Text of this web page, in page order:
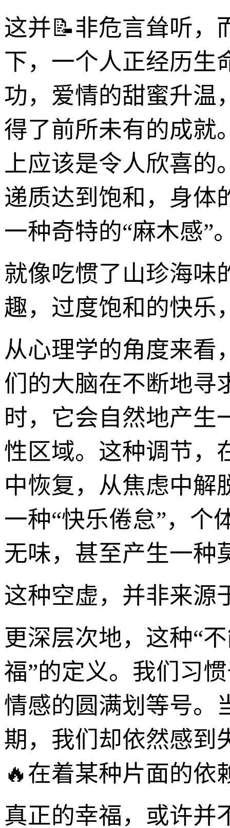
这并📝非危言耸听，
下，一个人正经历生
功，爱情的甜蜜升温
得了前所未有的成就
上应该是令人欣喜的
递质达到饱和，身体
一种奇特的“麻木感”
就像吃惯了山珍海味
趣，过度饱和的快乐
从心理学的角度来看
们的大脑在不断地寻
时，它会自然地产生
性区域。这种调节，
中恢复，从焦虑中解
一种“快乐倦怠”，个
无味，甚至产生一种
这种空虚，并非来源
更深层次地，这种“
福”的定义。我们习
情感的圆满划等号。
期，我们却依然感到
🔥在着某种片面的依
真正的幸福，或许并